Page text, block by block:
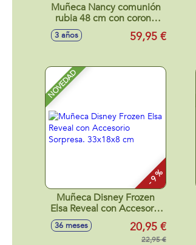
Muñeca Nancy comunión
rubia 48 cm con corona
flores reedición 2023
3 años 59,95 €
NOVEDAD
- 9 %
Muñeca Disney Frozen
Elsa Reveal con Accesorio
Sorpresa. 33x18x8 cm
36 meses 20,95 €
22,95 €